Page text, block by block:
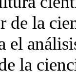
de la
el
la